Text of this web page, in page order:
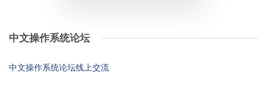
中文操作系统论坛
中文操作系统论坛线上交流